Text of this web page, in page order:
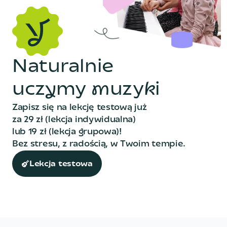
Naturalnie
uczymy muzyki
Zapisz się na lekcję testową już
za 29 zł (lekcja indywidualna)
lub 19 zł (lekcja grupowa)!
Bez stresu, z radością, w Twoim tempie.
Lekcja testowa